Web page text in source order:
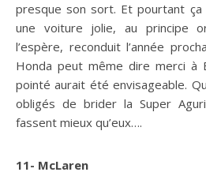
presque son sort. Et pourtant
une voiture jolie, au principe
l’espère, reconduit l’année
Honda peut même dire merci à
pointé aurait été envisageable.
obligés de brider la Super
fassent mieux qu’eux….
11- McLaren